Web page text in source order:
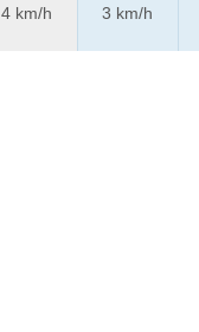
4 km/h
3 km/h